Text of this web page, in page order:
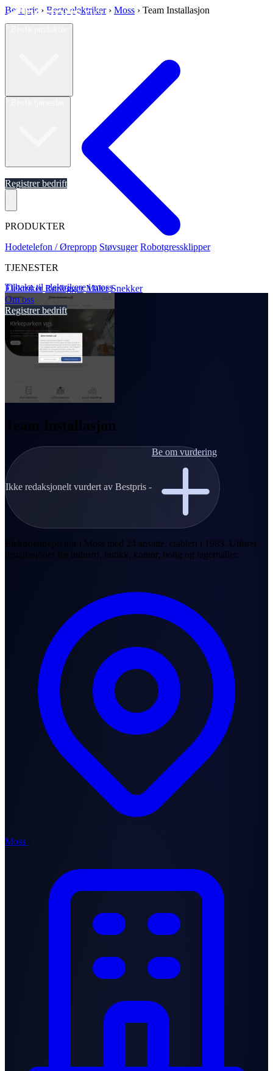
Registrer bedrift
PRODUKTER
Hodetelefon / Ørepropp Støvsuger Robotgressklipper
TJENESTER
Elektriker Rørlegger Maler Snekker
Om oss
Registrer bedrift
Best pris › Beste elektriker › Moss › Team Installasjon
Tilbake til elektrikere i moss
Team Installasjon
Ikke redaksjonelt vurdert av Bestpris -
Be om vurdering
Elektroentreprenør i Moss med 24 ansatte, etablert i 1983. Utfører
installasjoner for industri, butikk, kontor, bolig og lagerhaller.
Moss ·